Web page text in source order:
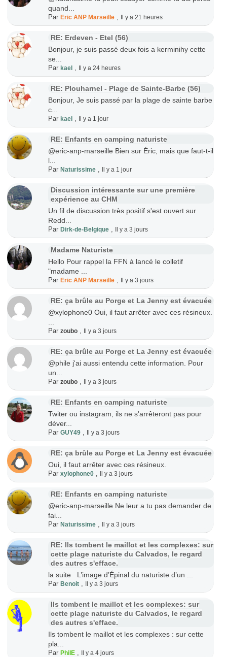
quand...
ParEric ANP Marseille Il y a 21 heures
RE: Erdeven - Etel (56)
Bonjour, je suis passé deux fois a kerminihy cette
se...
Parkael Il y a 24 heures
RE: Plouharnel - Plage de Sainte-Barbe (56)
Bonjour, Je suis passé par la plage de sainte barbe
c...
Parkael Il y a 1 jour
RE: Enfants en camping naturiste
@eric-anp-marseille Bien sur Éric, mais que faut-t-il
l...
ParNaturissime Il y a 1 jour
Discussion intéressante sur une première
expérience au CHM
Un fil de discussion très positif s'est ouvert sur
Redd...
ParDirk-de-Belgique Il y a 3 jours
Madame Naturiste
Hello Pour rappel la FFN à lancé le colletif
"madame ...
ParEric ANP Marseille Il y a 3 jours
RE: ça brûle au Porge et La Jenny est évacuée
@xylophone0 Oui, il faut arrêter avec ces résineux.
Parzoubo Il y a 3 jours
RE: ça brûle au Porge et La Jenny est évacuée
@phile j'ai aussi entendu cette information. Pour
un...
Parzoubo Il y a 3 jours
RE: Enfants en camping naturiste
Twiter ou instagram, ils ne s'arrêteront pas pour
déver...
ParGUY49 Il y a 3 jours
RE: ça brûle au Porge et La Jenny est évacuée
Oui, il faut arrêter avec ces résineux.
Parxylophone0 Il y a 3 jours
RE: Enfants en camping naturiste
@eric-anp-marseille Ne leur a tu pas demander de
fai...
ParNaturissime Il y a 3 jours
RE: Ils tombent le maillot et les complexes: sur
cette plage naturiste du Calvados, le regard
des autres s'efface.
la suite L’image d’Épinal du naturiste d’un ...
ParBenoit Il y a 3 jours
Ils tombent le maillot et les complexes: sur
cette plage naturiste du Calvados, le regard
des autres s'efface.
Ils tombent le maillot et les complexes : sur cette
pla...
ParPhilE Il y a 4 jours